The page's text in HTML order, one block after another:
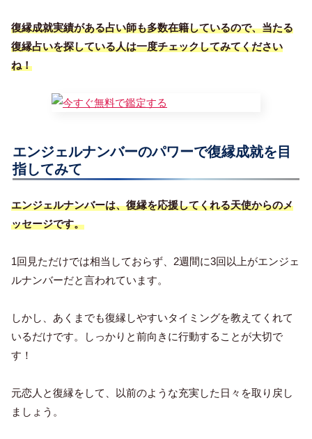
復縁成就実績がある占い師も多数在籍しているので、当たる
復縁占いを探している人は一度チェックしてみてください
ね！
エンジェルナンバーのパワーで復縁成就を目
指してみて
エンジェルナンバーは、復縁を応援してくれる天使からのメ
ッセージです。
1回見ただけでは相当しておらず、2週間に3回以上がエンジェ
ルナンバーだと言われています。
しかし、あくまでも復縁しやすいタイミングを教えてくれて
いるだけです。しっかりと前向きに行動することが大切で
す！
元恋人と復縁をして、以前のような充実した日々を取り戻し
ましょう。